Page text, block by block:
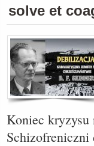
solve et
Koniec kryzysu